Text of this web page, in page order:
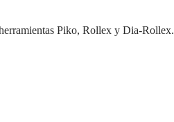
Piko, Rollex y Dia-Rollex.